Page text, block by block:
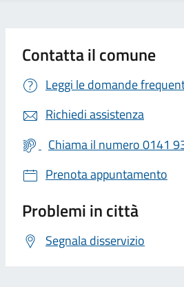
Contatta il comune
Leggi le domande
Richiedi assistenza
Chiama il numero 0141
Prenota appuntamento
Problemi in città
Segnala disservizio